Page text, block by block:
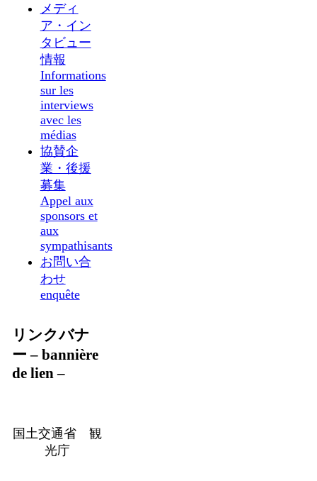
メディ
ア・イン
タビュー
情報
Informations
sur les
interviews
avec les
médias
協賛企
業・後援
募集
Appel aux
sponsors et
aux
sympathisants
お問い合
わせ
enquête
リンクバナ
ー – bannière
de lien –
国土交通省 観
光庁